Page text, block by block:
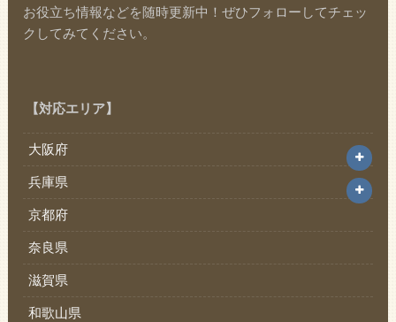
お役立ち情報などを随時更新中！ぜひフォローしてチェッ
クしてみてください。
【対応エリア】
大阪府
兵庫県
京都府
奈良県
滋賀県
和歌山県